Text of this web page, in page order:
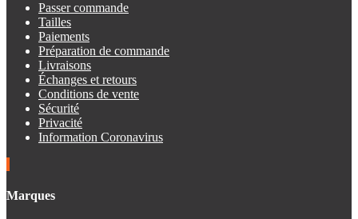
Passer commande
Tailles
Paiements
Préparation de commande
Livraisons
Échanges et retours
Conditions de vente
Sécurité
Privacité
Information Coronavirus
Marques